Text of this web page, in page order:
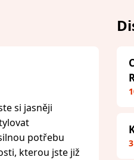
si jasněji
potřebu
kterou jste již